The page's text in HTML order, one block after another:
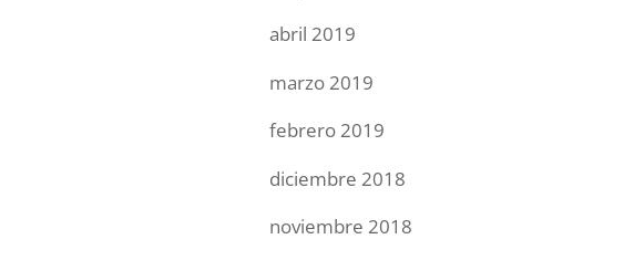
abril 2019
marzo 2019
febrero 2019
diciembre 2018
noviembre 2018